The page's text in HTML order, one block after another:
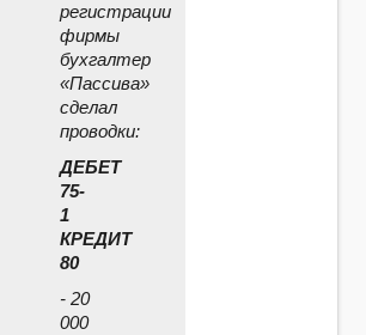
регистрации
фирмы
бухгалтер
«Пассива»
сделал
проводки:
ДЕБЕТ
75-
1
КРЕДИТ
80
- 20
000